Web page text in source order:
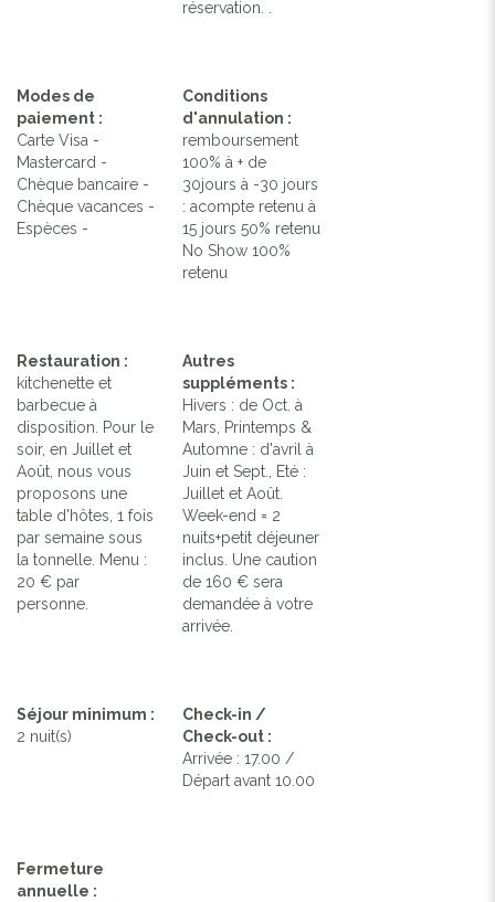
réservation. .
Modes de
paiement :
Carte Visa -
Mastercard -
Chèque bancaire -
Chèque vacances -
Espèces -
Conditions
d'annulation :
remboursement
100% à + de
30jours à -30 jours
: acompte retenu à
15 jours 50% retenu
No Show 100%
retenu
Restauration :
kitchenette et
barbecue à
disposition. Pour le
soir, en Juillet et
Août, nous vous
proposons une
table d'hôtes, 1 fois
par semaine sous
la tonnelle. Menu :
20 € par
personne.
Autres
suppléments :
Hivers : de Oct. à
Mars, Printemps &
Automne : d'avril à
Juin et Sept., Eté :
Juillet et Août.
Week-end = 2
nuits+petit déjeuner
inclus. Une caution
de 160 € sera
demandée à votre
arrivée.
Séjour minimum :
2 nuit(s)
Check-in /
Check-out :
Arrivée : 17.00 /
Départ avant 10.00
Fermeture
annuelle :